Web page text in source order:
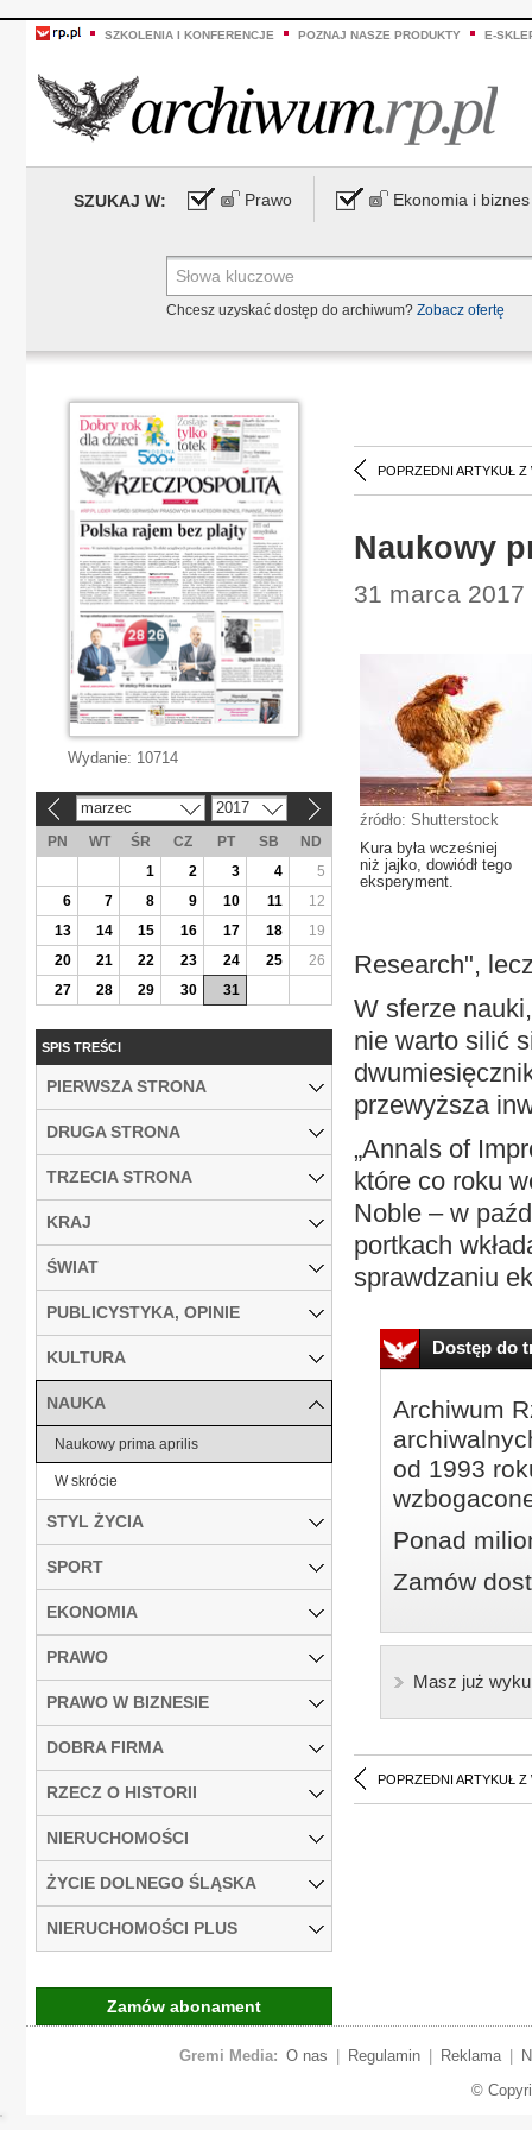
SZKOLENIA I KONFERENCJE POZNAJ NASZE PRODUKTY E-
SZUKAJ W: Prawo Ekonomia i biznes
Chcesz uzyskać dostęp do archiwum? Zobacz ofertę
POPRZEDNI ARTYKUŁ Z
Naukowy
31 marca
źródło: Shutterstock
Kura była wcześniej
niż jajko, dowiódł tego
eksperyment.
Research",
W sferze
nie warto silić
przewyższa
„Annals of
które co roku
Noble – w
portkach
sprawdzaniu
Dostęp do
Archiwum
od 1993
Ponad
Zamów
Masz już
POPRZEDNI ARTYKUŁ Z
Wydanie: 10714
marzec 2017
PN WT ŚR CZ PT SB
ND
1
2 3 4
5
6
7 8 9 10 11
12
13
14 15 16 17 18
19
20
21 22 23 24 25
26
27
28 29 30 31
SPIS TREŚCI
PIERWSZA STRONA
DRUGA STRONA
TRZECIA STRONA
KRAJ
ŚWIAT
PUBLICYSTYKA, OPINIE
KULTURA
NAUKA
Naukowy prima aprilis
W skrócie
STYL ŻYCIA
SPORT
EKONOMIA
PRAWO
PRAWO W BIZNESIE
DOBRA FIRMA
RZECZ O HISTORII
NIERUCHOMOŚCI
ŻYCIE DOLNEGO ŚLĄSKA
NIERUCHOMOŚCI PLUS
Zamów abonament
Gremi Media: O nas Regulamin Reklama
©